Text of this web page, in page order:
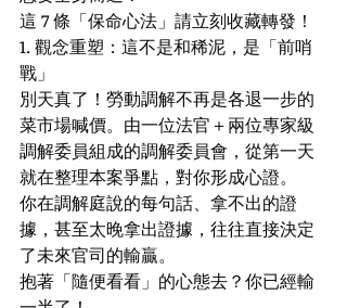
這 7 條「保命心法」請立刻收藏轉發！
1. 觀念重塑：這不是和稀泥，是「前哨
戰」
別天真了！勞動調解不再是各退一步的
菜市場喊價。由一位法官＋兩位專家級
調解委員組成的調解委員會，從第一天
就在整理本案爭點，對你形成心證。
你在調解庭說的每句話、拿不出的證
據，甚至太晚拿出證據，往往直接決定
了未來官司的輸贏。
抱著「隨便看看」的心態去？你已經輸